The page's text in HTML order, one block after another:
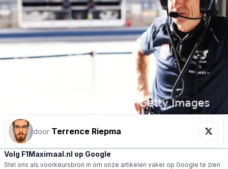
door Terrence Riepma
Volg F1Maximaal.nl op Google
Stel ons als voorkeursbron in om onze artikelen vaker op Google te zien